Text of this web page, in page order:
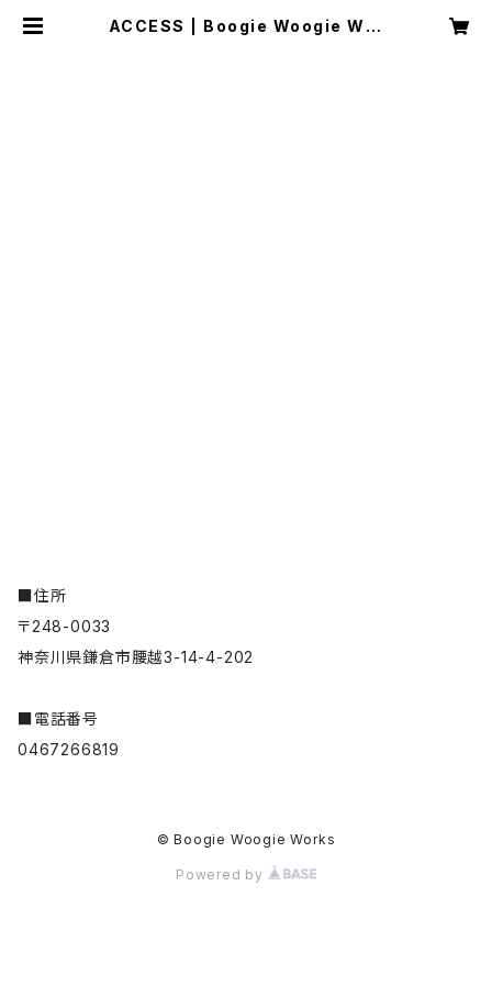
ACCESS | Boogie Woogie Wor
■住所
〒248-0033
神奈川県鎌倉市腰越3-14-4-202
■電話番号
0467266819
© Boogie Woogie Works
Powered by